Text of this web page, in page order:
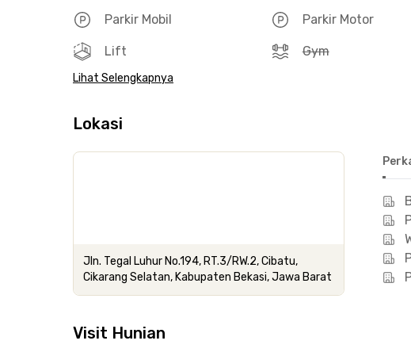
Parkir Mobil Parkir Motor
Lift Gym
Lihat Selengkapnya
Lokasi
Jln. Tegal Luhur No.194, RT.3/RW.2, Cibatu,
Cikarang Selatan, Kabupaten Bekasi, Jawa Barat
Visit Hunian